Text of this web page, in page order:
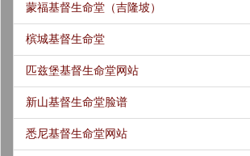
蒙福基督生命堂（吉隆坡）
槟城基督生命堂
匹兹堡基督生命堂网站
新山基督生命堂脸谱
悉尼基督生命堂网站